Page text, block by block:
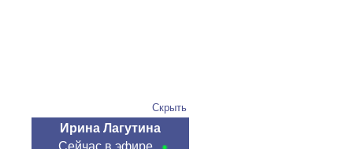
Скрыть
Ирина Лагутина
Сейчас в эфире